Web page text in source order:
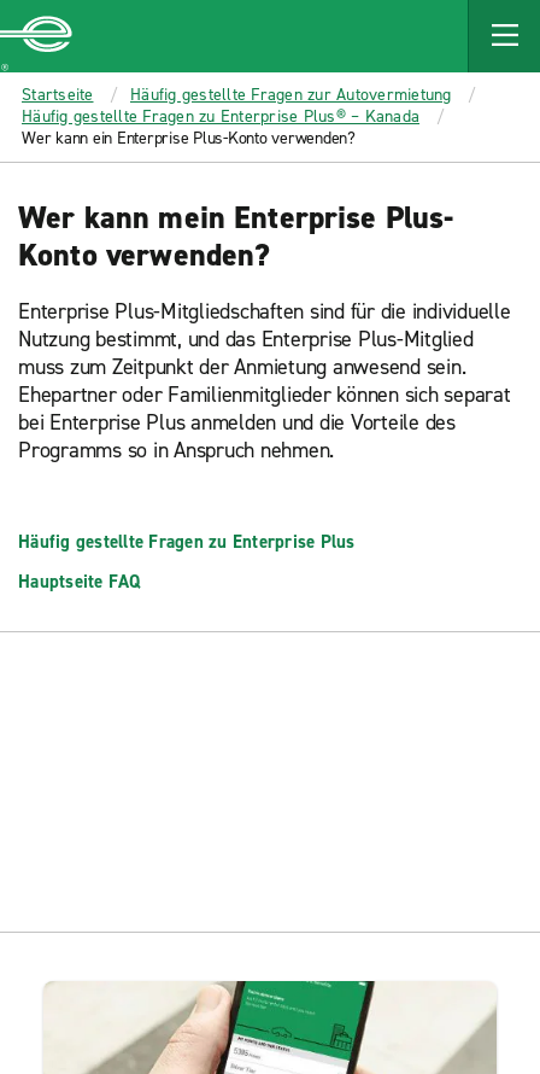
MAIN
CONTENT
Enterprise
Startseite
Häufig gestellte Fragen zur Autovermietung
Häufig gestellte Fragen zu Enterprise Plus® – Kanada
Wer kann ein Enterprise Plus-Konto verwenden?
Wer kann mein Enterprise Plus-
Konto verwenden?
Enterprise Plus-Mitgliedschaften sind für die individuelle
Nutzung bestimmt, und das Enterprise Plus-Mitglied
muss zum Zeitpunkt der Anmietung anwesend sein.
Ehepartner oder Familienmitglieder können sich separat
bei Enterprise Plus anmelden und die Vorteile des
Programms so in Anspruch nehmen.
Häufig gestellte Fragen zu Enterprise Plus
Hauptseite FAQ